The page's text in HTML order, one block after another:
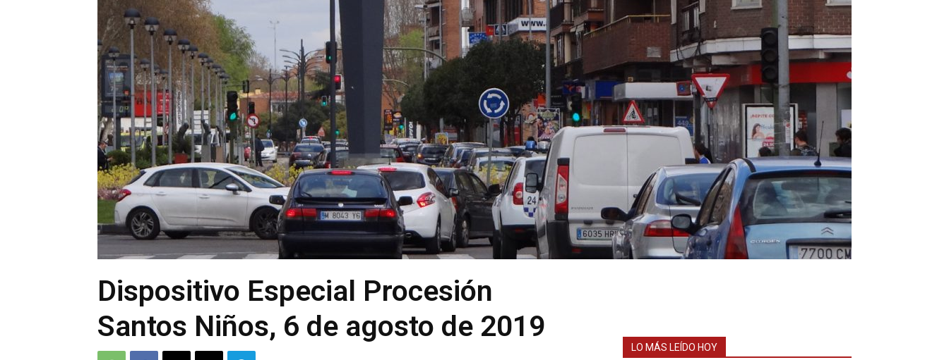
Dispositivo Especial Procesión
Santos Niños, 6 de agosto de 2019
LO MÁS LEÍDO HOY